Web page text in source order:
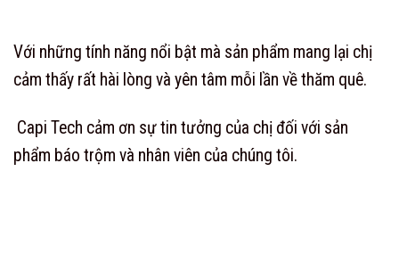
Với những tính năng nổi bật mà sản phẩm mang lại chị
cảm thấy rất hài lòng và yên tâm mỗi lần về thăm quê.
Capi Tech cảm ơn sự tin tưởng của chị đối với sản
phẩm báo trộm và nhân viên của chúng tôi.